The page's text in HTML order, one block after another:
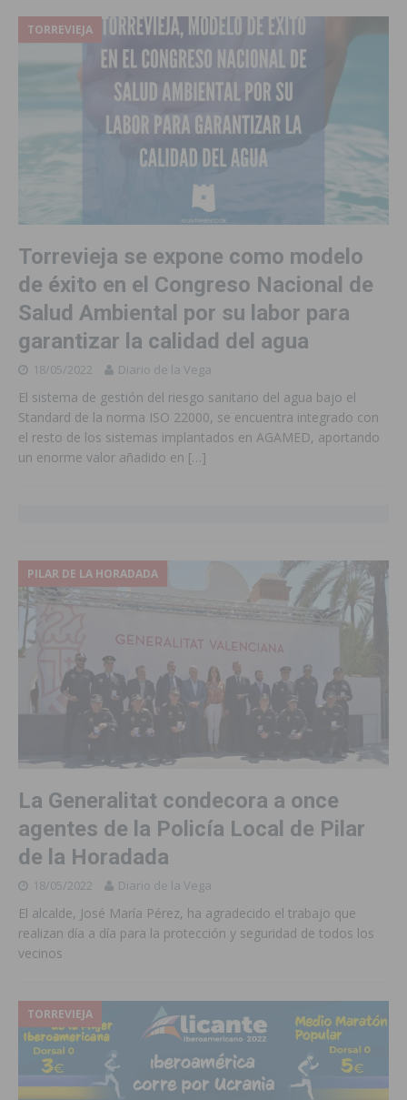
TORREVIEJA
Torrevieja se expone como modelo
de éxito en el Congreso Nacional de
Salud Ambiental por su labor para
garantizar la calidad del agua
18/05/2022 Diario de la Vega
El sistema de gestión del riesgo sanitario del agua bajo el
Standard de la norma ISO 22000, se encuentra integrado con
el resto de los sistemas implantados en AGAMED, aportando
un enorme valor añadido en […]
PILAR DE LA HORADADA
La Generalitat condecora a once
agentes de la Policía Local de Pilar
de la Horadada
18/05/2022 Diario de la Vega
El alcalde, José María Pérez, ha agradecido el trabajo que
realizan día a día para la protección y seguridad de todos los
vecinos
TORREVIEJA